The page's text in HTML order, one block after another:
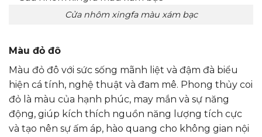
Cửa nhôm xingfa màu xám bạc
Màu đỏ đô
Màu đỏ đô với sức sống mãnh liệt và đậm đà biểu
hiện cá tính, nghệ thuật và đam mê. Phong thủy coi
đỏ là màu của hạnh phúc, may mắn và sự năng
động, giúp kích thích nguồn năng lượng tích cực
và tạo nên sự ấm áp, hào quang cho không gian nội